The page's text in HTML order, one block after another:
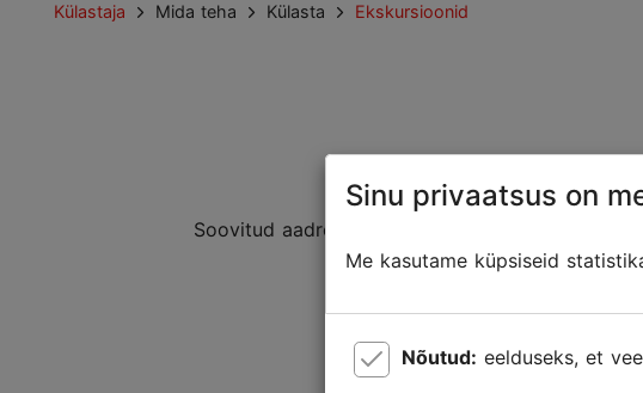
Külastaja Mida teha Külasta Ekskursioonid
Soovitud aadressiga lehte ei leitud.
Mõned lingid
Sinu privaatsus on
Me kasutame küpsiseid
Nõutud: eelduseks, et